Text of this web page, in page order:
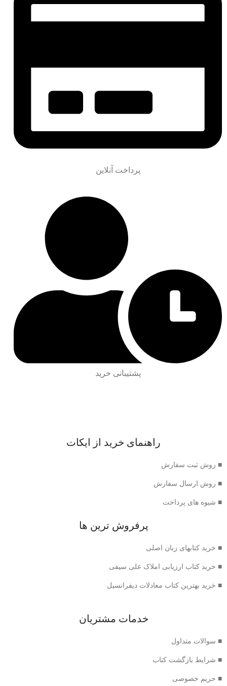
پرداخت آنلاین
پشتیبانی خرید
راهنمای خرید از ایکات
■ روش ثبت سفارش
■ روش ارسال سفارش
■ شیوه های پرداخت
پرفروش ترین ها
■ خرید کتابهای زبان اصلی
■ خرید کتاب ارزیابی املاک علی سیفی
■ خرید بهترین کتاب معادلات دیفرانسیل
خدمات مشتریان
■ سوالات متداول
■ شرایط بازگشت کتاب
■ حریم خصوصی